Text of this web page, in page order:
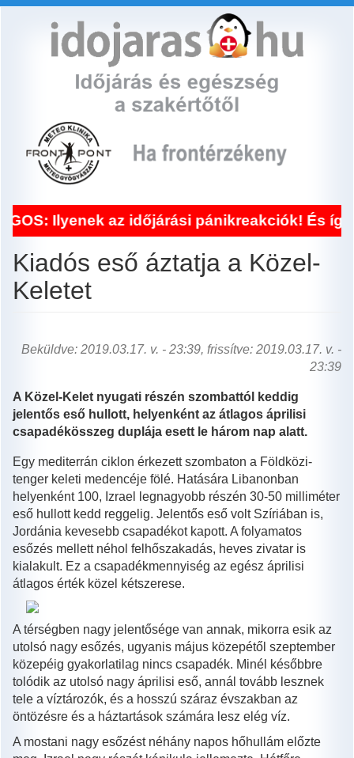
Ilyenek az időjárási pánikreakciók! És így segít
Kiadós eső áztatja a Közel-
Keletet
Beküldve: 2019.03.17. v. - 23:39, frissítve: 2019.03.17. v. -
23:39
A Közel-Kelet nyugati részén szombattól keddig
jelentős eső hullott, helyenként az átlagos áprilisi
csapadékösszeg duplája esett le három nap alatt.
Egy mediterrán ciklon érkezett szombaton a Földközi-
tenger keleti medencéje fölé. Hatására Libanonban
helyenként 100, Izrael legnagyobb részén 30-50 milliméter
eső hullott kedd reggelig. Jelentős eső volt Szíriában is,
Jordánia kevesebb csapadékot kapott. A folyamatos
esőzés mellett néhol felhőszakadás, heves zivatar is
kialakult. Ez a csapadékmennyiség az egész áprilisi
átlagos érték közel kétszerese.
A térségben nagy jelentősége van annak, mikorra esik az
utolsó nagy esőzés, ugyanis május közepétől szeptember
közepéig gyakorlatilag nincs csapadék. Minél későbbre
tolódik az utolsó nagy áprilisi eső, annál tovább lesznek
tele a víztározók, és a hosszú száraz évszakban az
öntözésre és a háztartások számára lesz elég víz.
A mostani nagy esőzést néhány napos hőhullám előzte